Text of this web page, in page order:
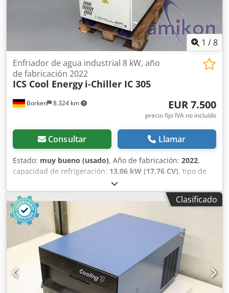
1 /8
Borken 8.324 km
Enfriador de agua industrial 8 kW, año
de fabricación 2022
ICS Cool Energy i-Chiller IC 305
EUR 7.500
precio fijo IVA no incluído
Consultar Llamar
Estado: muy bueno (usado), Año de fabricación: 2022,
capacidad de refrigeración: 13,06 kW (17,76 CV), tipo de
, ICS Cool Energy Tipo: IC 305 Año de
fabricación: 2022 ICS Cool Energy i-Chiller IC 305 –
Enfriador de agua industrial Capacidad de enfriamiento
nominal: 13,06 kW Refrigerante: R410A, 2,4 kg Se ofrece a
la venta un enfriador de agua industrial compacto
(enfriador de procesos) del tipo i-Chiller IC 305 de la
empresa ICS Cool Energy. El dispositivo es ideal para
enfriar máquinas, procesos o aplicaciones de laboratorio.
Equipamiento/Características: Sistema hidráulico
integrado (bomba, depósito de expansión, etc.) Credpfxew
S Txij Akrsf Robusto sistema de evaporador "Coil-in-Tank"
Clasificado